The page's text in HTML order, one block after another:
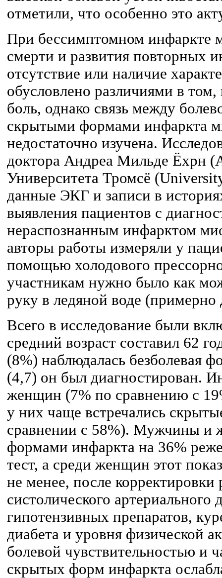
отметили, что особенно это
При бессимптомном инфаркте
смерти и развития повторных
отсутствие или наличие
обусловлено различиями в
боль, однако связь между
скрытыми формами инфаркта
недостаточно изучена.
доктора Андреа Мильде Ёхрн
Университета Тромсё
данные ЭКГ и записи в
выявления пациентов с
нераспознанным инфарктом
авторы работы измеряли у
помощью холодового
участникам нужно было как
руку в ледяной воде
Всего в исследование были
средний возраст составил 62
(8%) наблюдалась безболевая
(4,7) он был диагностирован.
женщин (7% по сравнению с
у них чаще встречались
сравнении с 58%). Мужчины
формами инфаркта на 36%
тест, а среди женщин этот
не менее, после корректировки
систолического
гипотензивных препаратов,
диабета и уровня физической
болевой чувствительностью и
скрытых форм инфаркта